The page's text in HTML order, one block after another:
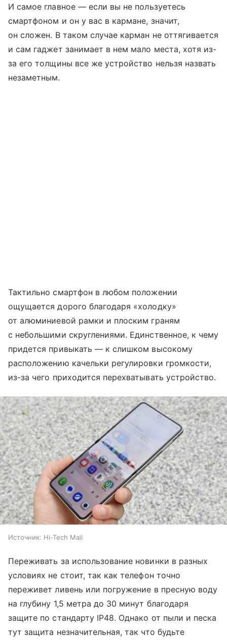
И самое главное — если вы не пользуетесь
смартфоном и он у вас в кармане, значит,
он сложен. В таком случае карман не оттягивается
и сам гаджет занимает в нем мало места, хотя из-
за его толщины все же устройство нельзя назвать
незаметным.
Тактильно смартфон в любом положении
ощущается дорого благодаря «холодку»
от алюминиевой рамки и плоским граням
с небольшими скруглениями. Единственное, к чему
придется привыкать — к слишком высокому
расположению качельки регулировки громкости,
из-за чего приходится перехватывать устройство.
Источник: Hi-Tech Mail
Переживать за использование новинки в разных
условиях не стоит, так как телефон точно
переживет ливень или погружение в пресную воду
на глубину 1,5 метра до 30 минут благодаря
защите по стандарту IP48. Однако от пыли и песка
тут защита незначительная, так что будьте